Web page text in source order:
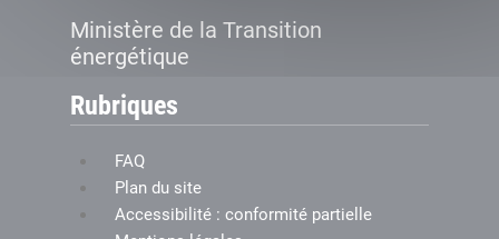
Ministère de la Transition
énergétique
Rubriques
FAQ
Plan du site
Accessibilité : conformité partielle